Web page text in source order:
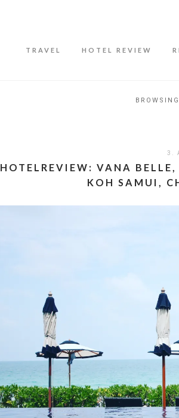
TRAVEL HOTEL REVIEW
3.
HOTELREVIEW: VANA
KOH SAMUI,